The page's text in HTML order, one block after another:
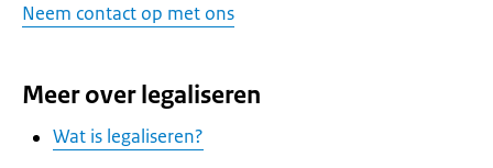
Neem contact op met ons
Meer over legaliseren
Wat is legaliseren?